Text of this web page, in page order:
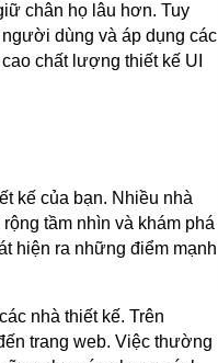
chân họ lâu hơn. Tuy
dùng và áp dụng các
chất lượng thiết kế UI
kế của bạn. Nhiều nhà
tầm nhìn và khám phá
hiện ra những điểm mạnh
nhà thiết kế. Trên
trang web. Việc thường